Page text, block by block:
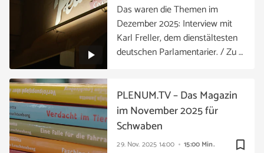
Das waren die Themen im
Dezember 2025: Interview mit
Karl Freller, dem dienstältesten
deutschen Parlamentarier. / Zu …
bookmark_border
29. Nov. 2025 14:00 15:00 Min.
PLENUM.TV – Das Magazin
im November 2025 für
Schwaben